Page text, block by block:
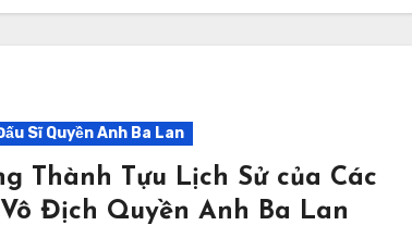
Sĩ Quyền Anh Ba Lan
Thành Tựu Lịch Sử của Các
Địch Quyền Anh Ba Lan